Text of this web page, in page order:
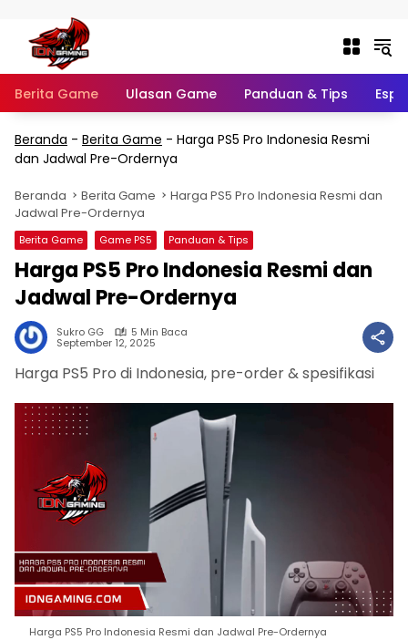
Berita Game Ulasan Game Panduan & Tips
Beranda - Berita Game - Harga PS5 Pro Indonesia Resmi
dan Jadwal Pre-Ordernya
Beranda Berita Game
Harga PS5 Pro Indonesia Resmi dan
Jadwal Pre-Ordernya
Berita Game Game PS5 Panduan & Tips
Harga PS5 Pro Indonesia Resmi dan
Jadwal Pre-Ordernya
Sukro GG 5 Min Baca
September 12, 2025
Harga PS5 Pro di Indonesia, pre-order & spesifikasi
Harga PS5 Pro Indonesia Resmi dan Jadwal Pre-Ordernya